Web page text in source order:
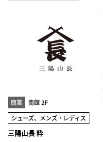
商業
南館 2F
シューズ、メンズ・レディス
三陽山長 粋